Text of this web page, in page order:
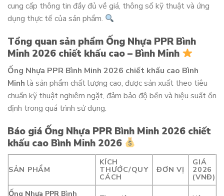
cung cấp thông tin đầy đủ về giá, thông số kỹ thuật và ứng
dụng thực tế của sản phẩm.
Tổng quan sản phẩm Ống Nhựa PPR Bình
Minh 2026 chiết khấu cao – Bình Minh
Ống Nhựa PPR Bình Minh 2026 chiết khấu cao Bình
Minh là sản phẩm chất lượng cao, được sản xuất theo tiêu
chuẩn kỹ thuật nghiêm ngặt, đảm bảo độ bền và hiệu suất ổn
định trong quá trình sử dụng.
Báo giá Ống Nhựa PPR Bình Minh 2026 chiết
khấu cao Bình Minh 2026
SẢN PHẨM
KÍCH
THƯỚC/QUY
CÁCH
ĐƠN VỊ
GIÁ
2026
(VNĐ)
Ống Nhựa PPR Bình